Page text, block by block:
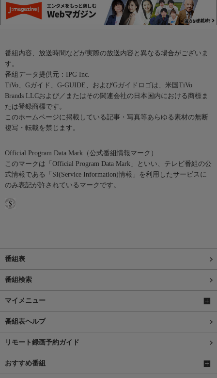
番組内容、放送時間などが実際の放送内容と異なる場合がございま
す。
番組データ提供元：IPG Inc.
TiVo、Gガイド、G-GUIDE、およびGガイドロゴは、米国TiVo
Brands LLCおよび／またはその関連会社の日本国内における商標ま
たは登録商標です。
このホームページに掲載している記事・写真等あらゆる素材の無断
複写・転載を禁じます。
Official Program Data Mark（公式番組情報マーク）
このマークは「Official Program Data Mark」といい、テレビ番組の公
式情報である「SI(Service Information)情報」を利用したサービスに
のみ表記が許されているマークです。
番組表
番組検索
マイメニュー
番組表ヘルプ
リモート録画予約ガイド
おすすめ番組